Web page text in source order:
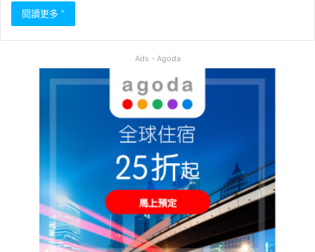
閱讀更多 ”
Ads - Agoda